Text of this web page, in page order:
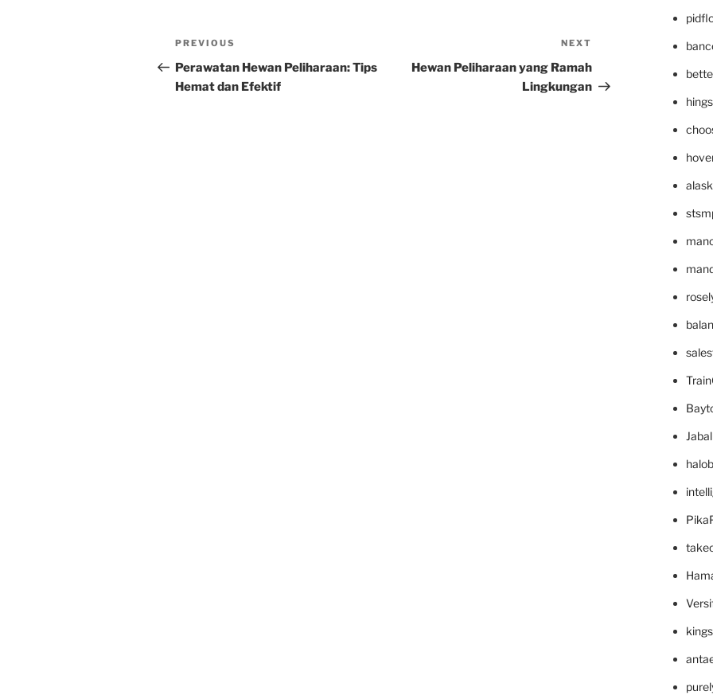
Post
navigation
Previous
Post
PREVIOUS
Perawatan Hewan Peliharaan: Tips
Hemat dan Efektif
Post
NEXT
Hewan Peliharaan yang Ramah
Lingkungan